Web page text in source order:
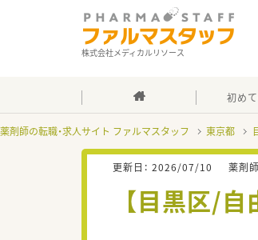
株式会社メディカルリソース
初め
薬剤師の転職・求人サイト ファルマスタッフ 東京都
更新日： 2026/07/10 薬剤
【目黒区/